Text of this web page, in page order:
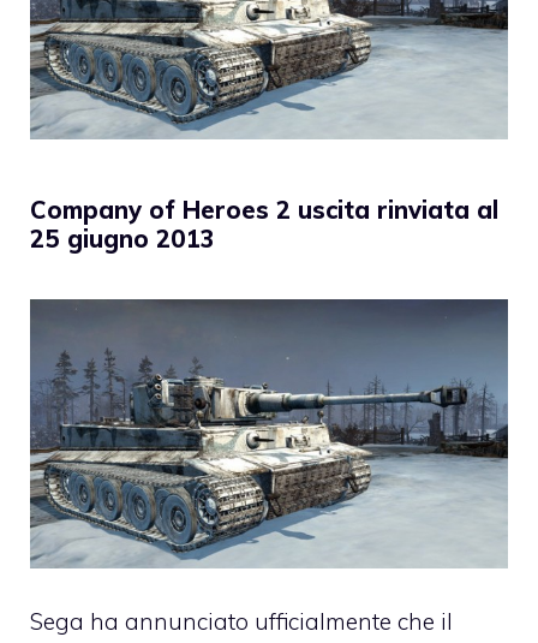
Company of Heroes 2 uscita rinviata al
25 giugno 2013
Sega ha annunciato ufficialmente che il